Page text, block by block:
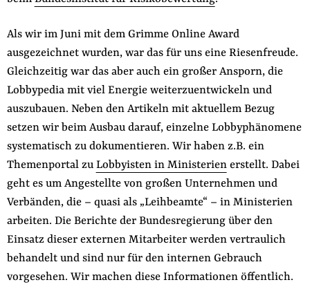
Als wir im Juni mit dem Grimme Online Award
ausgezeichnet wurden, war das für uns eine Riesenfreude.
Gleichzeitig war das aber auch ein großer Ansporn, die
Lobbypedia mit viel Energie weiterzuentwickeln und
auszubauen. Neben den Artikeln mit aktuellem Bezug
setzen wir beim Ausbau darauf, einzelne Lobbyphänomene
systematisch zu dokumentieren. Wir haben z.B. ein
Themenportal zu Lobbyisten in Ministerienerstellt. Dabei
geht es um Angestellte von großen Unternehmen und
Verbänden, die – quasi als „Leihbeamte“ – in Ministerien
arbeiten. Die Berichte der Bundesregierung über den
Einsatz dieser externen Mitarbeiter werden vertraulich
behandelt und sind nur für den internen Gebrauch
vorgesehen. Wir machen diese Informationen öffentlich.